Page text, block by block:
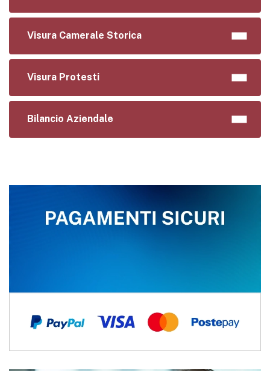
Visura Camerale Storica
Visura Protesti
Bilancio Aziendale